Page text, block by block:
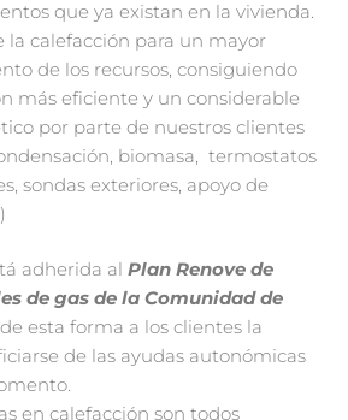
que ya existan en la vivienda.
la calefacción para un mayor
de los recursos, consiguiendo
más eficiente y un considerable
por parte de nuestros clientes
biomasa, termostatos
sondas exteriores, apoyo de
adherida al Plan Renove de
de gas de la Comunidad de
esta forma a los clientes la
de las ayudas autonómicas
en calefacción son todos